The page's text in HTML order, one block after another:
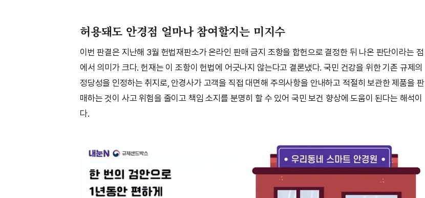
허용돼도 안경점 얼마나 참여할지는 미지수
이번 판결은 지난해 3월 헌법재판소가 온라인 판매 금지 조항을 합헌으로 결정한 뒤 나온 판단이라는 점
에서 의미가 크다. 헌재는 이 조항이 헌법에 어긋나지 않는다고 결론냈다. 국민 건강을 위한 기존 규제의
정당성을 인정하는 취지로, 안경사가 고객을 직접 대면해 주의사항을 안내하고 적절히 보관한 제품을 판
매하는 것이 사고 위험을 줄이고 책임 소지를 분명히 할 수 있어 국민 보건 향상에 도움이 된다는 해석이
다.